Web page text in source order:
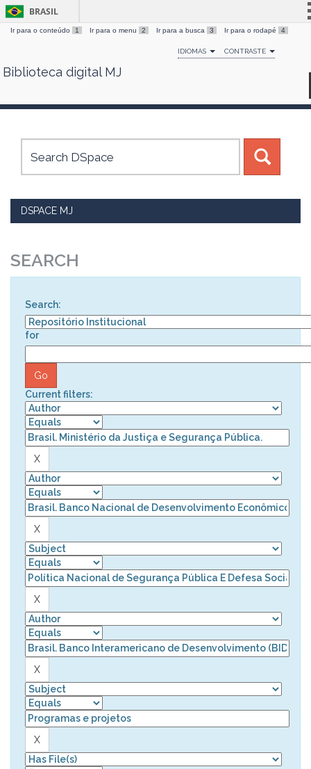
Skip
BRASIL
Simplifique!
Comunica BR
Canais
Ir para o conteúdo 1 Ir para o menu 2 Ir para a busca 3 Ir para o rodapé 4
IDIOMAS CONTRASTE
Biblioteca digital MJ
DSPACE MJ
SEARCH
Search:
for
Current filters: